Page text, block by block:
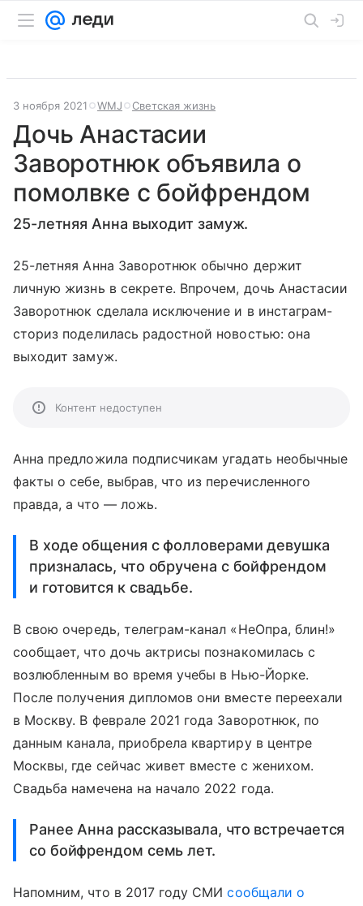
3 ноября 2021 WMJ Светская жизнь
Дочь Анастасии
Заворотнюк объявила о
помолвке с бойфрендом
25-летняя Анна выходит замуж.
25-летняя Анна Заворотнюк обычно держит
личную жизнь в секрете. Впрочем, дочь Анастасии
Заворотнюк сделала исключение и в инстаграм-
сториз поделилась радостной новостью: она
выходит замуж.
Контент недоступен
Анна предложила подписчикам угадать необычные
факты о себе, выбрав, что из перечисленного
правда, а что — ложь.
В ходе общения с фолловерами девушка
призналась, что обручена с бойфрендом
и готовится к свадьбе.
В свою очередь, телеграм-канал «НеОпра, блин!»
сообщает, что дочь актрисы познакомилась с
возлюбленным во время учебы в Нью-Йорке.
После получения дипломов они вместе переехали
в Москву. В феврале 2021 года Заворотнюк, по
данным канала, приобрела квартиру в центре
Москвы, где сейчас живет вместе с женихом.
Свадьба намечена на начало 2022 года.
Ранее Анна рассказывала, что встречается
со бойфрендом семь лет.
Напомним, что в 2017 году СМИсообщали о